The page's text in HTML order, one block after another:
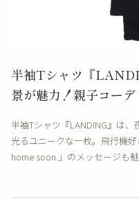
半袖Tシャツ『
景が魅力！親子コー
半袖Tシャツ『LANDING』は
光るユニークな一枚。飛行機
home soon.」のメッセージも